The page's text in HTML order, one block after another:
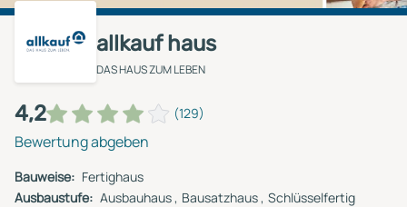
allkauf haus
DAS HAUS ZUM LEBEN
4,2 (129)
Bewertung abgeben
Bauweise: Fertighaus
Ausbaustufe: Ausbauhaus Bausatzhaus Schlüsselfertig